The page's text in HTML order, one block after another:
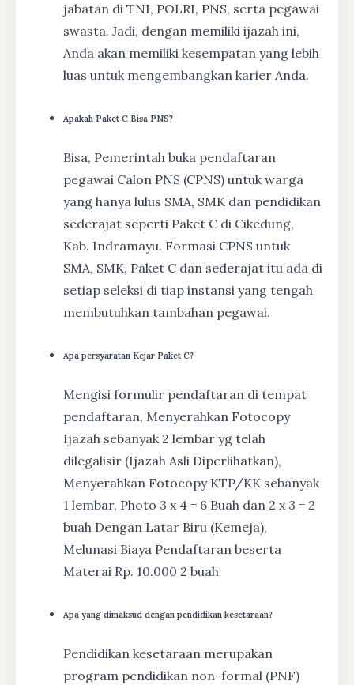
jabatan di TNI, POLRI, PNS, serta pegawai
swasta. Jadi, dengan memiliki ijazah ini,
Anda akan memiliki kesempatan yang lebih
luas untuk mengembangkan karier Anda.
Apakah Paket C Bisa PNS?
Bisa, Pemerintah buka pendaftaran
pegawai Calon PNS (CPNS) untuk warga
yang hanya lulus SMA, SMK dan pendidikan
sederajat seperti Paket C di Cikedung,
Kab. Indramayu. Formasi CPNS untuk
SMA, SMK, Paket C dan sederajat itu ada di
setiap seleksi di tiap instansi yang tengah
membutuhkan tambahan pegawai.
Apa persyaratan Kejar Paket C?
Mengisi formulir pendaftaran di tempat
pendaftaran, Menyerahkan Fotocopy
Ijazah sebanyak 2 lembar yg telah
dilegalisir (Ijazah Asli Diperlihatkan),
Menyerahkan Fotocopy KTP/KK sebanyak
1 lembar, Photo 3 x 4 = 6 Buah dan 2 x 3 = 2
buah Dengan Latar Biru (Kemeja),
Melunasi Biaya Pendaftaran beserta
Materai Rp. 10.000 2 buah
Apa yang dimaksud dengan pendidikan kesetaraan?
Pendidikan kesetaraan merupakan
program pendidikan non-formal (PNF)